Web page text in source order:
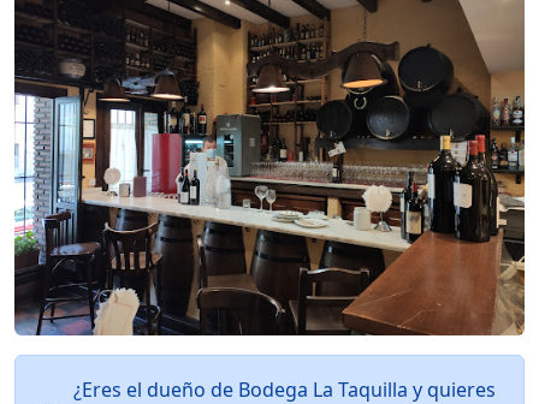
¿Eres el dueño de Bodega La Taquilla y quieres